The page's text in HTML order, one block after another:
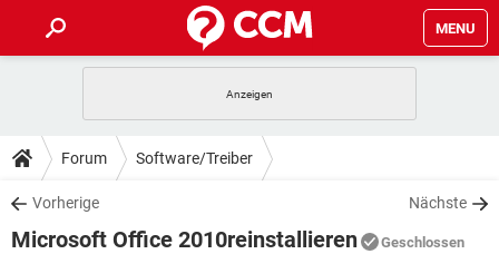
MENU
ANDROID IOS
WINDOWS 10
WHATSAPP TIKTOK
TIPPS & TRICKS
SPIELE
DOWNLOADS
SPIELE STREAMING
Forum Software/Treiber
Vorherige Nächste
Microsoft Office 2010reinstallieren Geschlossen